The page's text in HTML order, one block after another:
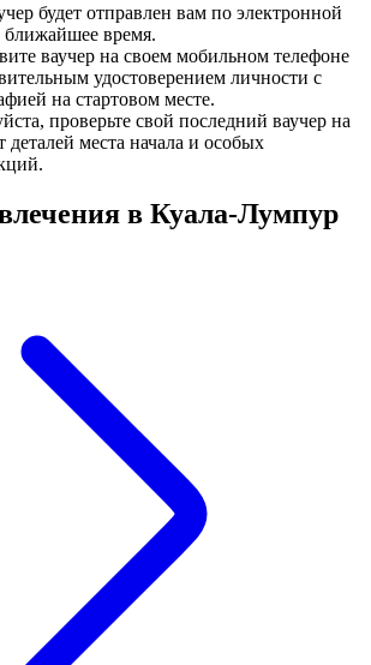
будет отправлен вам по электронной
ближайшее время.
ваучер на своем мобильном телефоне
удостоверением личности с
на стартовом месте.
проверьте свой последний ваучер на
деталей места начала и особых
в Куала-Лумпур